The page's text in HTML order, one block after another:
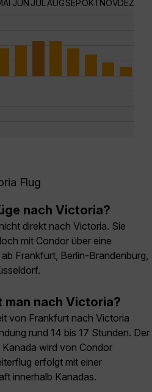
JUN JUL AUGSEPOKTNOVDEZ
Flug
nach Victoria?
direkt nach Victoria. Sie
mit Condor über eine
Frankfurt, Berlin-Brandenburg,
man nach Victoria?
von Frankfurt nach Victoria
rund 14 bis 17 Stunden. Der
wird von Condor
erfolgt mit einer
innerhalb Kanadas.